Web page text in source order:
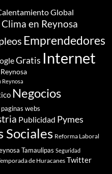
Global
Clima en Reynosa
Emprendedores
Gratis Internet
Reynosa
Negocios
paginas webs
Publicidad Pymes
Sociales Reforma Laboral
Tamaulipas Seguridad
de Huracanes Twitter